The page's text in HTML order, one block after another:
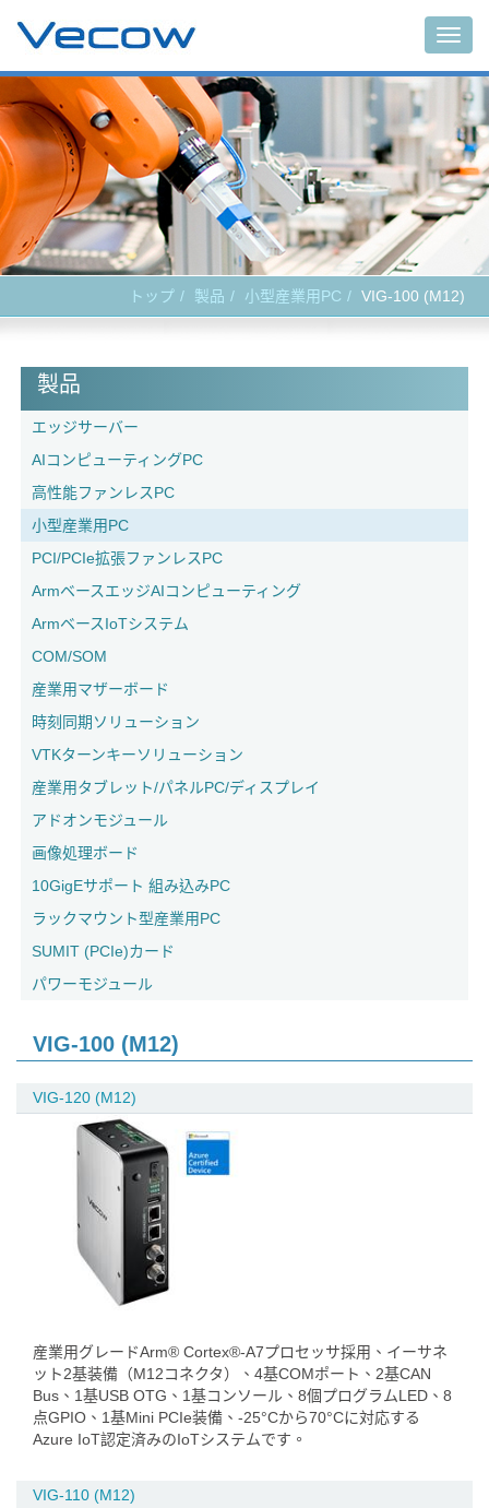
トップ 製品 小型産業用PC VIG-100 (M12)
製品
エッジサーバー
AIコンピューティングPC
高性能ファンレスPC
小型産業用PC
PCI/PCIe拡張ファンレスPC
ArmベースエッジAIコンピューティング
ArmベースIoTシステム
COM/SOM
産業用マザーボード
時刻同期ソリューション
VTKターンキーソリューション
産業用タブレット/パネルPC/ディスプレイ
アドオンモジュール
画像処理ボード
10GigEサポート 組み込みPC
ラックマウント型産業用PC
SUMIT (PCIe)カード
パワーモジュール
VIG-100 (M12)
VIG-120 (M12)
産業用グレードArm® Cortex®-A7プロセッサ採用、イーサネ
ット2基装備（M12コネクタ）、4基COMポート、2基CAN
Bus、1基USB OTG、1基コンソール、8個プログラムLED、8
点GPIO、1基Mini PCIe装備、-25°Cから70°Cに対応する
Azure IoT認定済みのIoTシステムです。
VIG-110 (M12)